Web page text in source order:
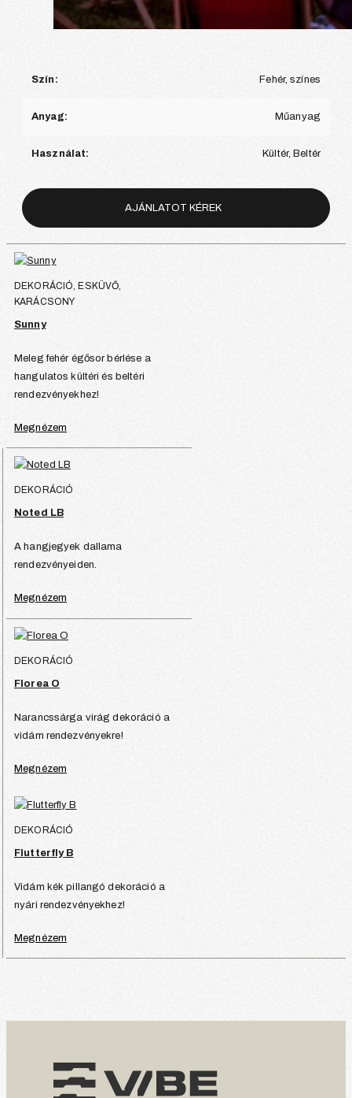
Szín: Fehér, színes
Anyag: Műanyag
Használat: Kültér, Beltér
AJÁNLATOT KÉREK
DEKORÁCIÓ, ESKÜVŐ,
KARÁCSONY
Sunny
Meleg fehér égősor bérlése a
hangulatos kültéri és beltéri
rendezvényekhez!
Megnézem
DEKORÁCIÓ
Noted LB
A hangjegyek dallama
rendezvényeiden.
Megnézem
DEKORÁCIÓ
Florea O
Narancssárga virág dekoráció a
vidám rendezvényekre!
Megnézem
DEKORÁCIÓ
Flutterfly B
Vidám kék pillangó dekoráció a
nyári rendezvényekhez!
Megnézem